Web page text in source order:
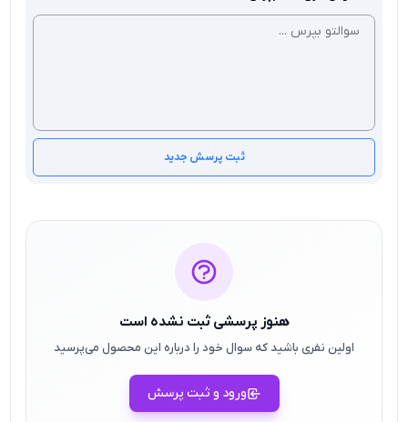
ثبت پرسش جدید
هنوز پرسشی ثبت نشده است
اولین نفری باشید که سوال خود را درباره این محصول می‌پرسید
ورود و ثبت پرسش